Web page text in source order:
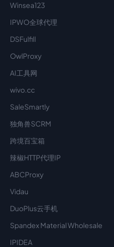
Winsea123
IPWO全球代理
DSFulfill
OwlProxy
AI工具网
wivo.cc
SaleSmartly
独角兽SCRM
跨境百宝箱
辣椒HTTP代理IP
ABCProxy
Vidau
DuoPlus云手机
Spandex Material Wholesale​
IPIDEA